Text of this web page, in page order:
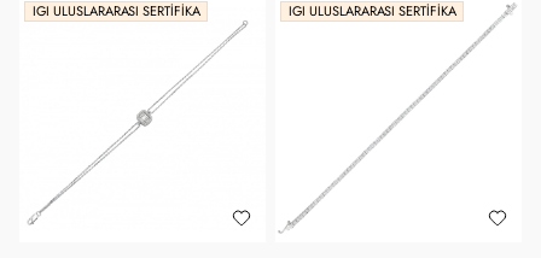
IGI ULUSLARARASI SERTIFIKA IGI ULUSLARARASI SERTIFIKA